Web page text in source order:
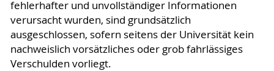
fehlerhafter und unvollständiger Informationen
verursacht wurden, sind grundsätzlich
ausgeschlossen, sofern seitens der Universität kein
nachweislich vorsätzliches oder grob fahrlässiges
Verschulden vorliegt.